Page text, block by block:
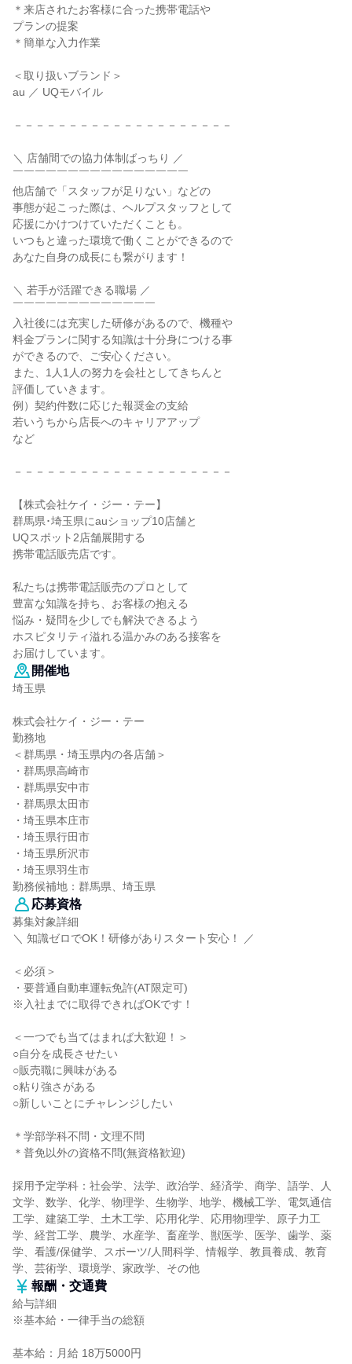
＊来店されたお客様に合った携帯電話や
プランの提案
＊簡単な入力作業
＜取り扱いブランド＞
au ／ UQモバイル
－－－－－－－－－－－－－－－－－－－－
＼ 店舗間での協力体制ばっちり ／
￣￣￣￣￣￣￣￣￣￣￣￣￣￣￣￣
他店舗で「スタッフが足りない」などの
事態が起こった際は、ヘルプスタッフとして
応援にかけつけていただくことも。
いつもと違った環境で働くことができるので
あなた自身の成長にも繋がります！
＼ 若手が活躍できる職場 ／
￣￣￣￣￣￣￣￣￣￣￣￣￣
入社後には充実した研修があるので、機種や
料金プランに関する知識は十分身につける事
ができるので、ご安心ください。
また、1人1人の努力を会社としてきちんと
評価していきます。
例）契約件数に応じた報奨金の支給
若いうちから店長へのキャリアアップ
など
－－－－－－－－－－－－－－－－－－－－
【株式会社ケイ・ジー・テー】
群馬県･埼玉県にauショップ10店舗と
UQスポット2店舗展開する
携帯電話販売店です。
私たちは携帯電話販売のプロとして
豊富な知識を持ち、お客様の抱える
悩み・疑問を少しでも解決できるよう
ホスピタリティ溢れる温かみのある接客を
お届けしています。
開催地
埼玉県
株式会社ケイ・ジー・テー
勤務地
＜群馬県・埼玉県内の各店舗＞
・群馬県高崎市
・群馬県安中市
・群馬県太田市
・埼玉県本庄市
・埼玉県行田市
・埼玉県所沢市
・埼玉県羽生市
勤務候補地：群馬県、埼玉県
応募資格
募集対象詳細
＼ 知識ゼロでOK！研修がありスタート安心！ ／
＜必須＞
・要普通自動車運転免許(AT限定可)
※入社までに取得できればOKです！
＜一つでも当てはまれば大歓迎！＞
○自分を成長させたい
○販売職に興味がある
○粘り強さがある
○新しいことにチャレンジしたい
＊学部学科不問・文理不問
＊普免以外の資格不問(無資格歓迎)
採用予定学科：社会学、法学、政治学、経済学、商学、語学、人
文学、数学、化学、物理学、生物学、地学、機械工学、電気通信
工学、建築工学、土木工学、応用化学、応用物理学、原子力工
学、経営工学、農学、水産学、畜産学、獣医学、医学、歯学、薬
学、看護/保健学、スポーツ/人間科学、情報学、教員養成、教育
学、芸術学、環境学、家政学、その他
報酬・交通費
給与詳細
※基本給・一律手当の総額
基本給：月給 18万5000円